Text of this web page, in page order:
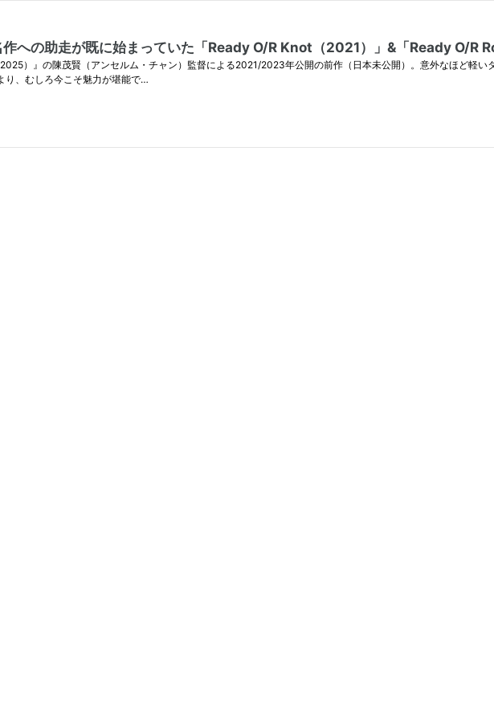
への助走が既に始まっていた「Ready O/R Knot（2021）」&「Ready O/R
）』の陳茂賢（アンセルム・チャン）監督による2021/2023年公開の前作（日本未公開）。意外なほど軽い
り、むしろ今こそ魅力が堪能で…